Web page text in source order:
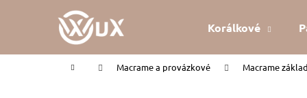
Korálkové
Domů Macrame a provázkové Macrame
í
Zpět
do
Zpět
do